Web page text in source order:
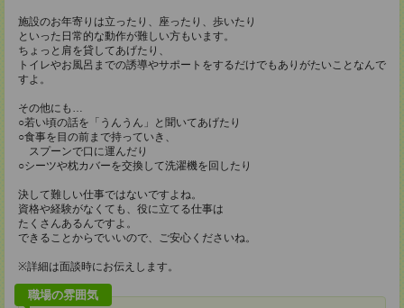
施設のお年寄りは立ったり、座ったり、歩いたり
といった日常的な動作が難しい方もいます。
ちょっと肩を貸してあげたり、
トイレやお風呂までの誘導やサポートをするだけでもありがたいことなんで
すよ。
その他にも…
○若い頃の話を「うんうん」と聞いてあげたり
○食事を目の前まで持っていき、
スプーンで口に運んだり
○シーツや枕カバーを交換して洗濯機を回したり
決して難しい仕事ではないですよね。
資格や経験がなくても、役に立てる仕事は
たくさんあるんですよ。
できることからでいいので、ご安心くださいね。
※詳細は面談時にお伝えします。
職場の雰囲気